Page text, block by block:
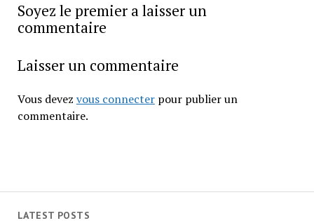
Soyez le premier a laisser un
commentaire
Laisser un commentaire
Vous devez vous connecterpour publier un
commentaire.
LATEST POSTS